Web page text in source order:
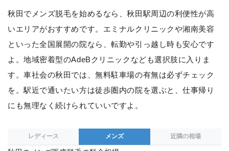
秋田でメンズ脱毛を始めるなら、秋田駅周辺の利便性が高
いエリアがおすすめです。エミナルクリニックや湘南美容
といった全国展開の院なら、転勤や引っ越し時も安心です
よ。地域密着型のAdeBクリニックなども選択肢に入りま
す。車社会の秋田では、無料駐車場の有無は必ずチェック
を。駅近で通いたい方は徒歩圏内の院を選ぶと、仕事帰り
にも無理なく続けられていいですよ。
レディース メンズ 近隣の相場